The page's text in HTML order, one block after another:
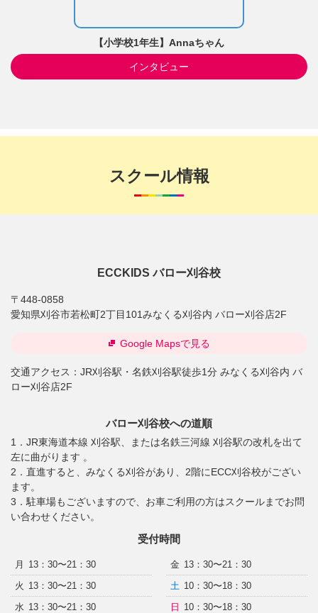
【小学校1年生】Annaちゃん
インタビュー
スクール情報
ECCKIDS バロー刈谷校
〒448-0858
愛知県刈谷市若松町2丁目101みなくる刈谷内 バロー刈谷店2F
交通アクセス： JR刈谷駅・名鉄刈谷駅徒歩1分 みなくる刈谷内 バ
ロー刈谷店2F
Google Mapsで見る
バロー刈谷校への道順
1．JR東海道本線 刈谷駅、または名鉄三河線 刈谷駅の改札を出て
左に曲がります 。
2．直進すると、みなくる刈谷があり、2階にECC刈谷校がござい
ます。
3．駐車場もございますので、お車ご利用の方はスクールまでお問
い合わせください。
受付時間
月
13：30〜21：30
火 13：30〜21：30
水 13：30〜21：30
金 13：30〜21：30
土 10：30〜18：30
日
10：30〜18：30